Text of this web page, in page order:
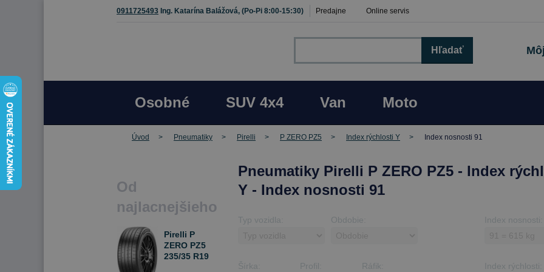
0911725493 Ing. Katarína Balážová, (Po-Pi 8:00-15:30) Predajne Online servis
Hľadať
Osobné SUV 4x4 Van Moto
Úvod Pneumatiky Pirelli P ZERO PZ5 Index rýchlosti Y Index nosnosti 91
Od
najlacnejšieho
Pirelli P
ZERO PZ5
235/35 R19
Pneumatiky Pirelli P ZERO PZ5 - Index
Y - Index nosnosti 91
Typ vozidla: Obdobie: Index nosnosti:
Šírka: Profil: Ráfik: Index rýchlosti: